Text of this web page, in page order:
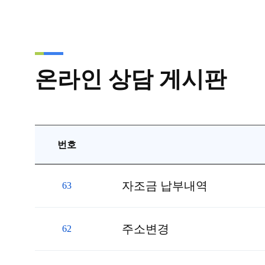
온라인 상담 게시판
번호
63 자조금 납부내역
62 주소변경